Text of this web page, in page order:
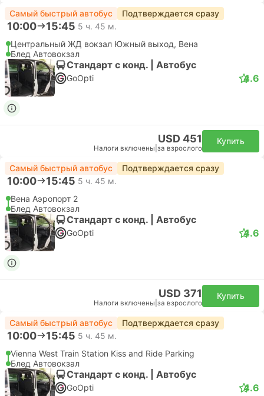
Самый быстрый автобус Подтверждается сразу
10:00 15:45 5 ч. 45 м.
Центральный ЖД вокзал Южный выход, Вена
Блед Автовокзал
Стандарт с конд. | Автобус
GoOpti 4.6
USD 451
Налоги включены за взрослого
Купить
Самый быстрый автобус Подтверждается сразу
10:00 15:45 5 ч. 45 м.
Вена Аэропорт 2
Блед Автовокзал
Стандарт с конд. | Автобус
GoOpti 4.6
USD 371
Налоги включены за взрослого
Купить
Самый быстрый автобус Подтверждается сразу
10:00 15:45 5 ч. 45 м.
Vienna West Train Station Kiss and Ride Parking
Блед Автовокзал
Стандарт с конд. | Автобус
GoOpti 4.6